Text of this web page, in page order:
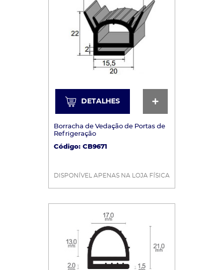
DETALHES
DETALHES
Borracha de Vedação de Portas de
Refrigeração
Código: CB9671
DISPONÍVEL APENAS NA LOJA FÍSICA